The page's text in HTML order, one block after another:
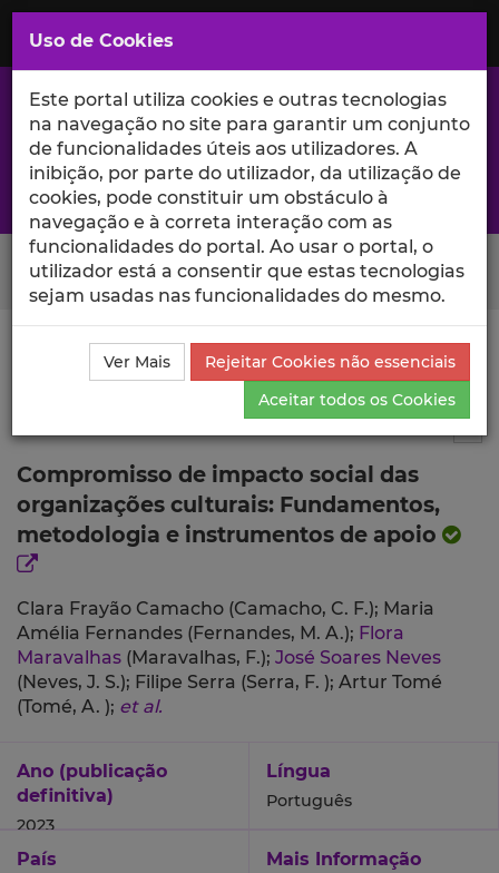
Saltar
para
Conteúdo
Principal
A excelência da investigação e ciência no Iscte
Search Button
Ciência_Iscte Publicações
Descrição Detalhada da
Publicação
Compromisso de impacto social das
organizações culturais: Fundamentos,
metodologia e instrumentos de apoio
Clara Frayão Camacho (Camacho, C. F.); Maria
Amélia Fernandes (Fernandes, M. A.); Flora
Maravalhas (Maravalhas, F.); José Soares Neves
(Neves, J. S.); Filipe Serra (Serra, F. ); Artur Tomé
(Tomé, A. ); et al.
Ano (publicação
definitiva)
2023
Língua
Português
País Mais Informação
Uso de Cookies
Este portal utiliza cookies e outras tecnologias
na navegação no site para garantir um conjunto
de funcionalidades úteis aos utilizadores. A
inibição, por parte do utilizador, da utilização de
cookies, pode constituir um obstáculo à
navegação e à correta interação com as
funcionalidades do portal. Ao usar o portal, o
utilizador está a consentir que estas tecnologias
sejam usadas nas funcionalidades do mesmo.
Ver Mais
Rejeitar Cookies não essenciais
Aceitar todos os Cookies